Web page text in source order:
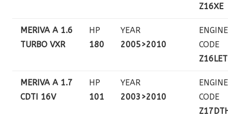
Z16XE
MERIVA A 1.6
TURBO VXR
HP
180
YEAR
2005>2010
ENGINE
CODE
Z16LET
MERIVA A 1.7
CDTI 16V
HP
101
YEAR
2003>2010
ENGINE
CODE